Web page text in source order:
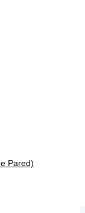
Pared)